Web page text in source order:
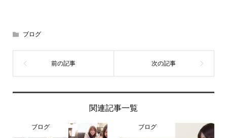
ブログ
関連記事一覧
ブログ ブログ